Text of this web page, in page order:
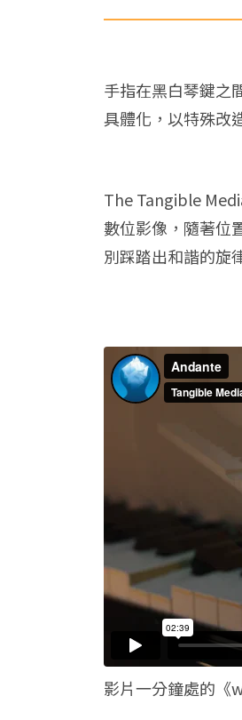
手指在黑白琴鍵之
具體化，以特殊改
The Tangible
數位影像，隨著位
別踩踏出和諧的旋
影片一分鐘處的《